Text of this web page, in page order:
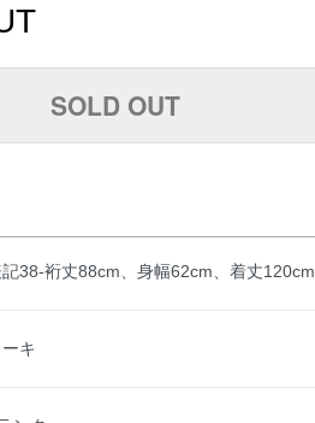
SOLD OUT
38-裄丈88cm、身幅62cm、着丈120cm
ーキ